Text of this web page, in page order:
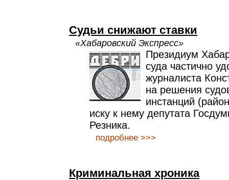
Судьи снижают ставки
«Хабаровский Экспресс»
Президиум
суда частично
журналиста
на решения
инстанций
иску к нему депутата
Резника.
подробнее >>>
Криминальная хроника